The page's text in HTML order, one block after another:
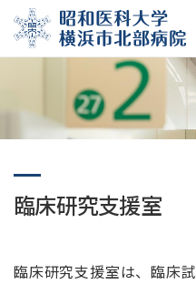
臨床研究支援室
臨床研究支援室は、臨床